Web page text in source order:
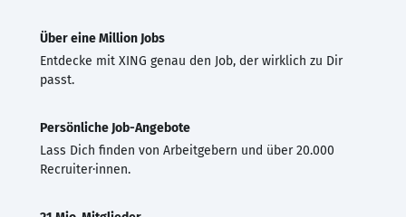
Über eine Million Jobs
Entdecke mit XING genau den Job, der wirklich zu Dir
passt.
Persönliche Job-Angebote
Lass Dich finden von Arbeitgebern und über 20.000
Recruiter·innen.